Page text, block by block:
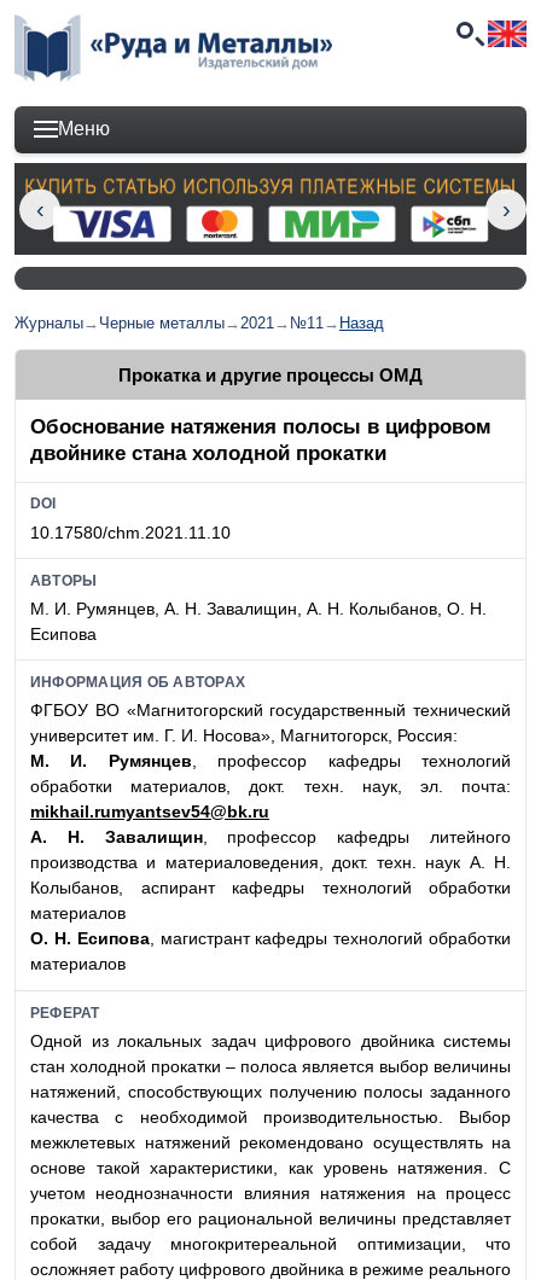
Меню
Журналы→ Черные металлы→2021→ №11→ Назад
Прокатка и другие процессы ОМД
Обоснование натяжения полосы в цифровом
двойнике стана холодной прокатки
DOI
10.17580/chm.2021.11.10
АВТОРЫ
М. И. Румянцев, А. Н. Завалищин, А. Н. Колыбанов, О. Н.
Есипова
ИНФОРМАЦИЯ ОБ АВТОРАХ
ФГБОУ ВО «Магнитогорский государственный технический
университет им. Г. И. Носова», Магнитогорск, Россия:
М. И. Румянцев, профессор кафедры технологий
обработки материалов, докт. техн. наук, эл. почта:
mikhail.rumyantsev54@bk.ru
А. Н. Завалищин, профессор кафедры литейного
производства и материаловедения, докт. техн. наук А. Н.
Колыбанов, аспирант кафедры технологий обработки
материалов
О. Н. Есипова, магистрант кафедры технологий обработки
материалов
РЕФЕРАТ
Одной из локальных задач цифрового двойника системы
стан холодной прокатки – полоса является выбор величины
натяжений, способствующих получению полосы заданного
качества с необходимой производительностью. Выбор
межклетевых натяжений рекомендовано осуществлять на
основе такой характеристики, как уровень натяжения. С
учетом неоднозначности влияния натяжения на процесс
прокатки, выбор его рациональной величины представляет
собой задачу многокритереальной оптимизации, что
осложняет работу цифрового двойника в режиме реального